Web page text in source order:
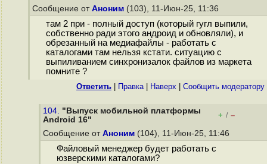
Сообщение от Аноним (103), 11-Июн-25, 11:36
там 2 при - полный доступ (который гугл выпили,
собственно ради этого андроид и обновляли), и
обрезанный на медиафайлы - работать с
каталогами там нельзя кстати. ситуацию с
выпиливанием синхронизалок файлов из маркета
помните ?
Ответить Правка| Наверх Cообщить модератору
104. "Выпуск мобильной платформы
Android 16"
+ / –
Сообщение от Аноним (104), 11-Июн-25, 11:46
Файловый менеджер будет работать с
юзверскими каталогами?